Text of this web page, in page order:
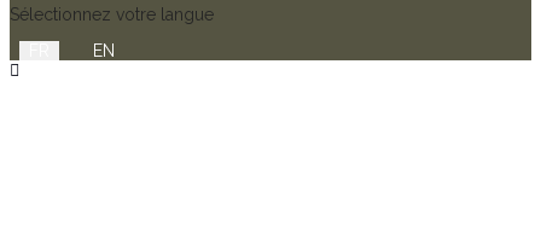
Sélectionnez votre langue
EN